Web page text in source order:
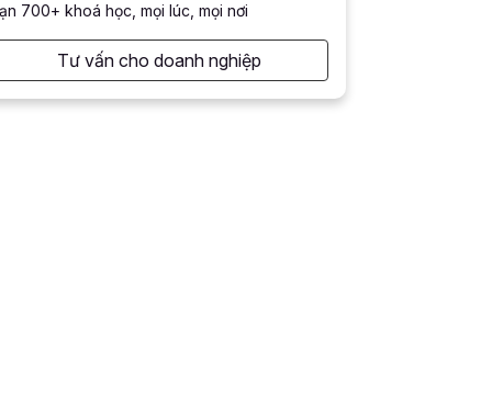
700+ khoá học, mọi lúc, mọi nơi
Tư vấn cho doanh nghiệp